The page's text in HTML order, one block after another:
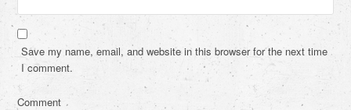
Save my name, email, and website in this browser for the next time
I comment.
Comment